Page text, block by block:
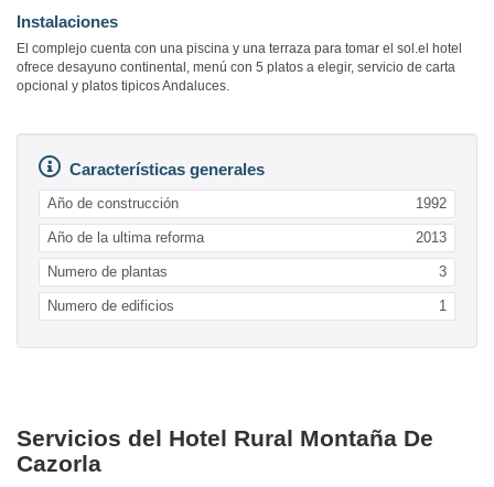
Instalaciones
El complejo cuenta con una piscina y una terraza para tomar el sol.el hotel
ofrece desayuno continental, menú con 5 platos a elegir, servicio de carta
opcional y platos tipicos Andaluces.
Características generales
Año de construcción 1992
Año de la ultima reforma 2013
Numero de plantas 3
Numero de edificios 1
Servicios del Hotel Rural Montaña De
Cazorla